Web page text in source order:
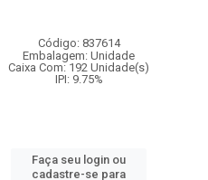
Código: 837614
Embalagem: Unidade
Caixa Com: 192 Unidade(s)
IPI: 9.75%
Faça seu login ou
cadastre-se para